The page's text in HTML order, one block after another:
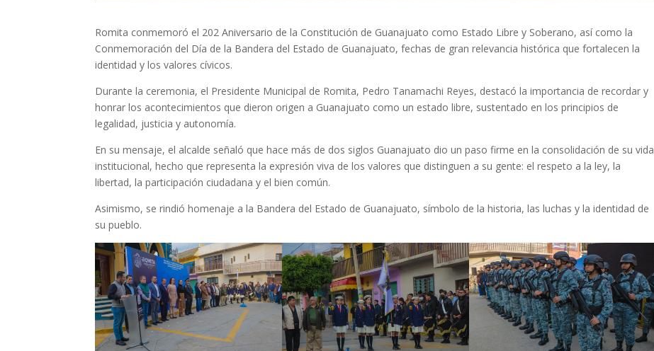
Romita conmemoró el 202 Aniversario de la Constitución de Guanajuato como Estado Libre y Soberano, así como la
Conmemoración del Día de la Bandera del Estado de Guanajuato, fechas de gran relevancia histórica que fortalecen la
identidad y los valores cívicos.
Durante la ceremonia, el Presidente Municipal de Romita, Pedro Tanamachi Reyes, destacó la importancia de recordar y
honrar los acontecimientos que dieron origen a Guanajuato como un estado libre, sustentado en los principios de
legalidad, justicia y autonomía.
En su mensaje, el alcalde señaló que hace más de dos siglos Guanajuato dio un paso firme en la consolidación de su vida
institucional, hecho que representa la expresión viva de los valores que distinguen a su gente: el respeto a la ley, la
libertad, la participación ciudadana y el bien común.
Asimismo, se rindió homenaje a la Bandera del Estado de Guanajuato, símbolo de la historia, las luchas y la identidad de
su pueblo.